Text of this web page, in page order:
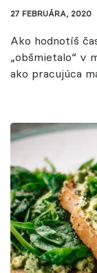
27 FEBRUÁRA, 2020
Ako hodnotíš
„obšmietalo“ v
ako pracujúca